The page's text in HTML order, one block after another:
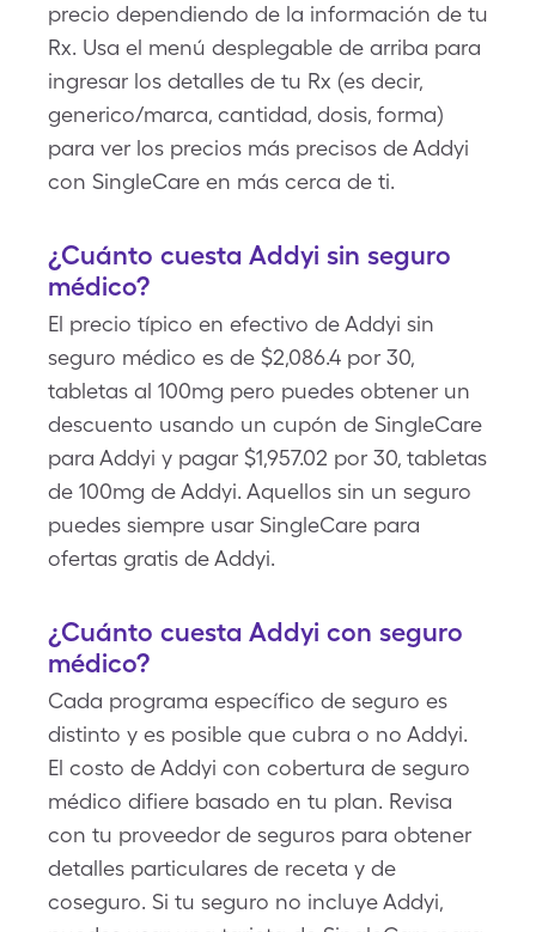
precio dependiendo de la información de tu
Rx. Usa el menú desplegable de arriba para
ingresar los detalles de tu Rx (es decir,
generico/marca, cantidad, dosis, forma)
para ver los precios más precisos de Addyi
con SingleCare en más cerca de ti.
¿Cuánto cuesta Addyi sin seguro
médico?
El precio típico en efectivo de Addyi sin
seguro médico es de $2,086.4 por 30,
tabletas al 100mg pero puedes obtener un
descuento usando un cupón de SingleCare
para Addyi y pagar $1,957.02 por 30, tabletas
de 100mg de Addyi. Aquellos sin un seguro
puedes siempre usar SingleCare para
ofertas gratis de Addyi.
¿Cuánto cuesta Addyi con seguro
médico?
Cada programa específico de seguro es
distinto y es posible que cubra o no Addyi.
El costo de Addyi con cobertura de seguro
médico difiere basado en tu plan. Revisa
con tu proveedor de seguros para obtener
detalles particulares de receta y de
coseguro. Si tu seguro no incluye Addyi,